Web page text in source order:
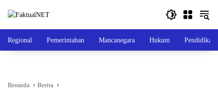
Regional Pemerintahan Mancanegara Hukum Pendidikan
Beranda Berita